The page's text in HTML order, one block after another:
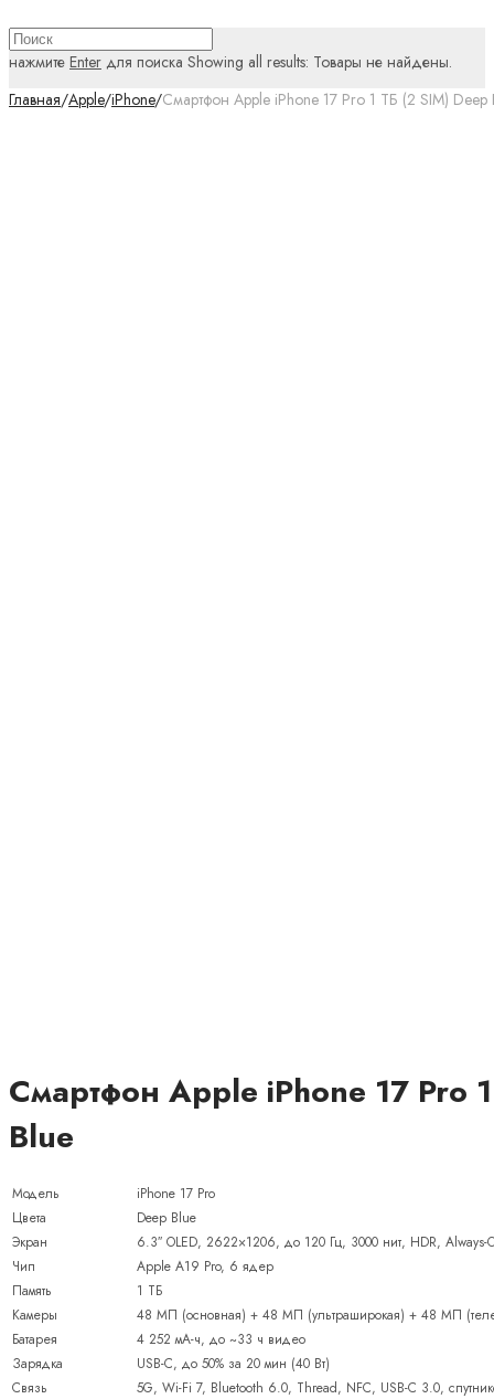
нажмите Enter для поиска Showing all results: Товары не найдены.
Главная/Apple/iPhone/Смартфон Apple iPhone 17 Pro 1 ТБ (2 SIM) Deep
Смартфон Apple iPhone 17 Pro
Blue
Модель
iPhone 17 Pro
Цвета
Deep Blue
Экран
6.3″ OLED, 2622×1206, до 120 Гц, 3000 нит, HDR, Always-
Чип
Apple A19 Pro, 6 ядер
Память
1 ТБ
Камеры
48 МП (основная) + 48 МП (ультраширокая) + 48 МП
Батарея
4 252 мА-ч, до ~33 ч видео
Зарядка
USB-C, до 50% за 20 мин (40 Вт)
Связь
5G, Wi-Fi 7, Bluetooth 6.0, Thread, NFC, USB-C 3.0,